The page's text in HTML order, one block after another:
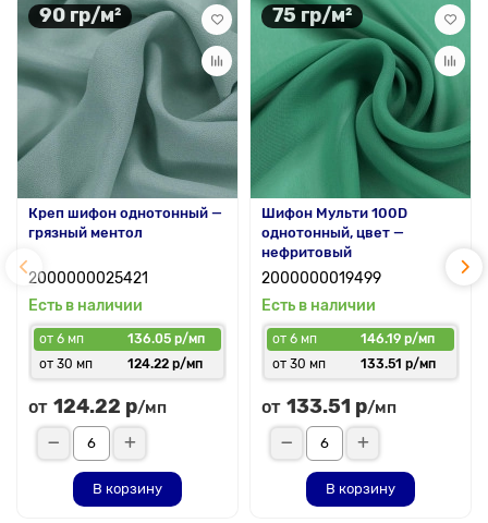
90 гр/м²
Креп шифон однотонный —
грязный ментол
2000000025421
Есть в наличии
от 6 мп
136.05 р/мп
от 30 мп
124.22 р/мп
от 124.22 р/мп
В корзину
75 гр/м²
Шифон Мульти 100D
однотонный, цвет —
нефритовый
2000000019499
Есть в наличии
от 6 мп
146.19 р/мп
от 30 мп
133.51 р/мп
от 133.51 р/мп
В корзину